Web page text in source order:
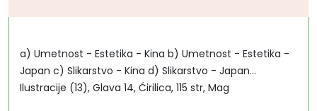
a) Umetnost - Estetika - Kina b) Umetnost - Estetika -
Japan c) Slikarstvo - Kina d) Slikarstvo - Japan...
Ilustracije (13), Glava 14, Ćirilica, 115 str, Mag